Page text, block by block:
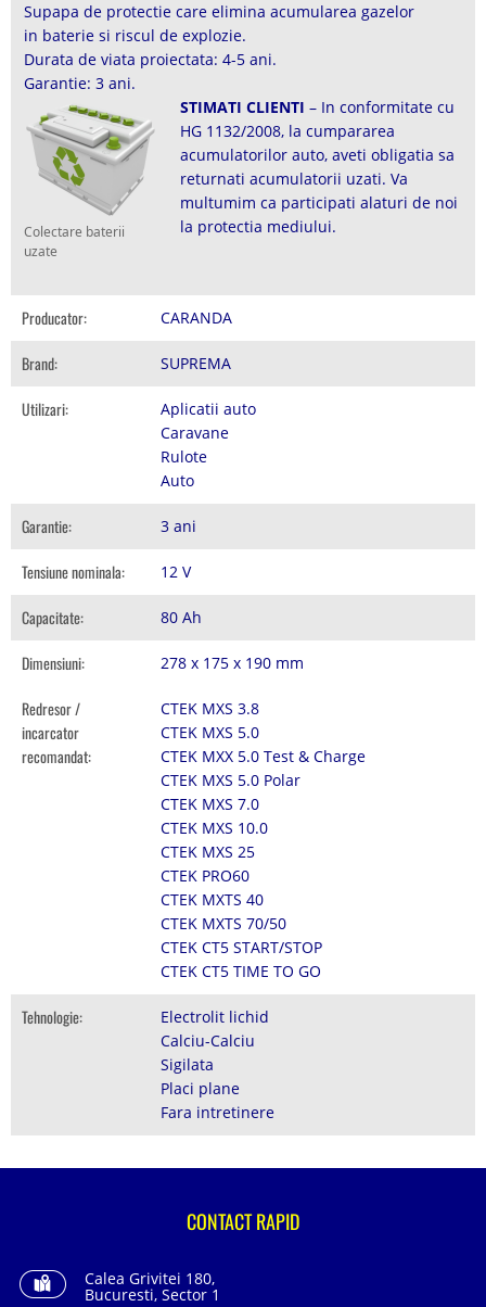
Supapa de protectie care elimina acumularea gazelor
in baterie si riscul de explozie.
Durata de viata proiectata: 4-5 ani.
Garantie: 3 ani.
Colectare baterii
uzate
STIMATI CLIENTI – In conformitate cu
HG 1132/2008, la cumpararea
acumulatorilor auto, aveti obligatia sa
returnati acumulatorii uzati. Va
multumim ca participati alaturi de noi
la protectia mediului.
Producator: CARANDA
Brand: SUPREMA
Utilizari:
Aplicatii auto
Caravane
Rulote
Auto
Garantie: 3 ani
Tensiune nominala: 12 V
Capacitate: 80 Ah
Dimensiuni: 278 x 175 x 190 mm
Redresor /
incarcator
recomandat:
CTEK MXS 3.8
CTEK MXS 5.0
CTEK MXX 5.0 Test & Charge
CTEK MXS 5.0 Polar
CTEK MXS 7.0
CTEK MXS 10.0
CTEK MXS 25
CTEK PRO60
CTEK MXTS 40
CTEK MXTS 70/50
CTEK CT5 START/STOP
CTEK CT5 TIME TO GO
Tehnologie:
Electrolit lichid
Calciu-Calciu
Sigilata
Placi plane
Fara intretinere
CONTACT RAPID
Calea Grivitei 180,
Bucuresti, Sector 1